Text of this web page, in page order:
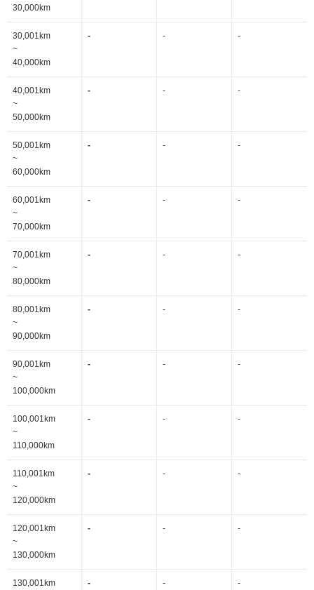
30,000km
30,001km
~
40,000km
- - -
40,001km
~
50,000km
- - -
50,001km
~
60,000km
- - -
60,001km
~
70,000km
- - -
70,001km
~
80,000km
- - -
80,001km
~
90,000km
- - -
90,001km
~
100,000km
- - -
100,001km
~
110,000km
- - -
110,001km
~
120,000km
- - -
120,001km
~
130,000km
- - -
130,001km - - -